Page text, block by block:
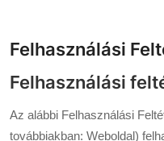
Kapcsolat
Hírek
Rólunk
Felhasználási
Felhasználási
Az alábbi Felhasználási
továbbiakban: Weboldal)